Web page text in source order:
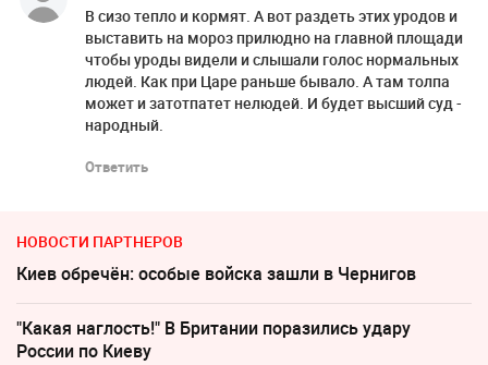
В сизо тепло и кормят. А вот раздеть этих уродов и
выставить на мороз прилюдно на главной площади
чтобы уроды видели и слышали голос нормальных
людей. Как при Царе раньше бывало. А там толпа
может и затотпатет нелюдей. И будет высший суд -
народный.
Ответить
НОВОСТИ ПАРТНЕРОВ
Киев обречён: особые войска зашли в Чернигов
"Какая наглость!" В Британии поразились удару
России по Киеву